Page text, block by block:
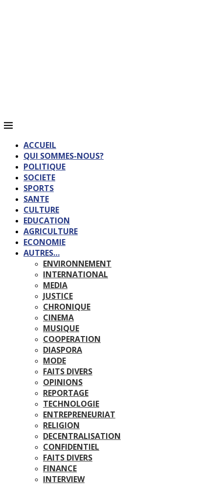
ACCUEIL
QUI SOMMES-NOUS?
POLITIQUE
SOCIETE
SPORTS
SANTE
CULTURE
EDUCATION
AGRICULTURE
ECONOMIE
AUTRES…
ENVIRONNEMENT
INTERNATIONAL
MEDIA
JUSTICE
CHRONIQUE
CINEMA
MUSIQUE
COOPERATION
DIASPORA
MODE
FAITS DIVERS
OPINIONS
REPORTAGE
TECHNOLOGIE
ENTREPRENEURIAT
RELIGION
DECENTRALISATION
CONFIDENTIEL
FAITS DIVERS
FINANCE
INTERVIEW